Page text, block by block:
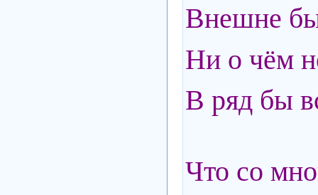
Внешне
Ни о чём
В ряд бы
Что со